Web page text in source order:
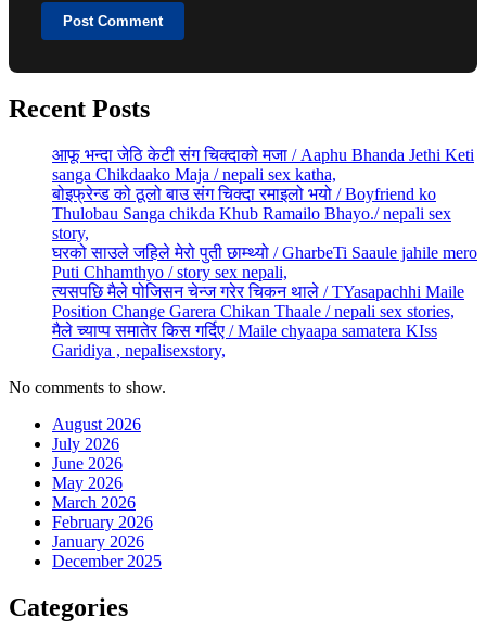
Post Comment
Recent Posts
आफू भन्दा जेठि केटी संग चिक्दाको मजा / Aaphu Bhanda Jethi Keti
sanga Chikdaako Maja / nepali sex katha,
बोइफ्रेन्ड को ठूलो बाउ संग चिक्दा रमाइलो भयो / Boyfriend ko
Thulobau Sanga chikda Khub Ramailo Bhayo./ nepali sex
story,
घरको साउले जहिले मेरो पुती छाम्थ्यो / GharbeTi Saaule jahile mero
Puti Chhamthyo / story sex nepali,
त्यसपछि मैले पोजिसन चेन्ज गरेर चिकन थाले / TYasapachhi Maile
Position Change Garera Chikan Thaale / nepali sex stories,
मैले च्याप्प समातेर किस गर्दिए / Maile chyaapa samatera KIss
Garidiya , nepalisexstory,
No comments to show.
August 2026
July 2026
June 2026
May 2026
March 2026
February 2026
January 2026
December 2025
Categories